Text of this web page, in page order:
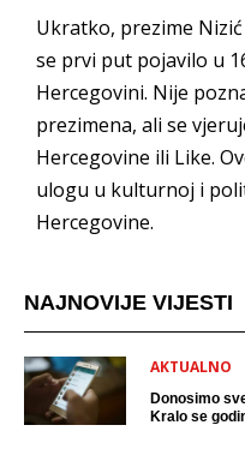
Ukratko, prezime
se prvi put pojavilo u
Hercegovini. Nije
prezimena, ali se
Hercegovine ili Like.
ulogu u kulturnoj i
Hercegovine.
NAJNOVIJE VIJESTI
AKTUALNO
Donosimo
Kralo se